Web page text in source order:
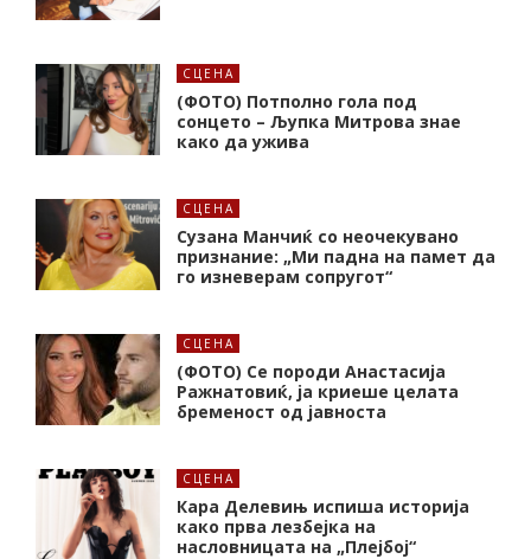
СЦЕНА
(ФОТО) Потполно гола под
сонцето – Љупка Митрова знае
како да ужива
СЦЕНА
Сузана Манчиќ со неочекувано
признание: „Ми падна на памет да
го изневерам сопругот“
СЦЕНА
(ФОТО) Се породи Анастасија
Ражнатовиќ, ја криеше целата
бременост од јавноста
СЦЕНА
Кара Делевињ испиша историја
како прва лезбејка на
насловницата на „Плејбој“